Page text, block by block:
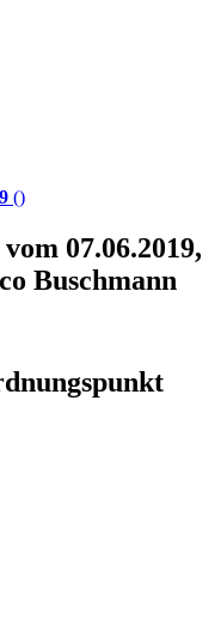
()
07.06.2019,
Buschmann